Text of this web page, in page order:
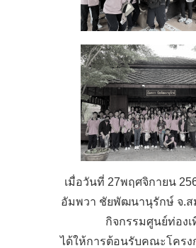
เมื่อวันที่ 27พฤศจิกายน
อัมพวา ชัยพัฒนานุรักษ์ จ.ส
กิจกรรมศูนย์ท่องเ
ได้ให้การต้อนรับคณะโครง